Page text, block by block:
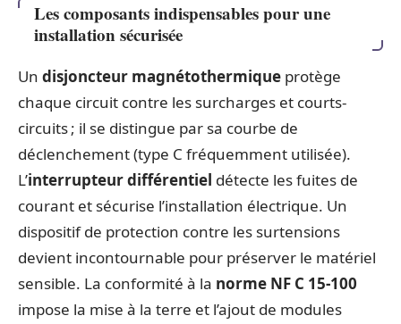
Les composants indispensables pour une
installation sécurisée
Un disjoncteur magnétothermique protège
chaque circuit contre les surcharges et courts-
circuits ; il se distingue par sa courbe de
déclenchement (type C fréquemment utilisée).
L’interrupteur différentiel détecte les fuites de
courant et sécurise l’installation électrique. Un
dispositif de protection contre les surtensions
devient incontournable pour préserver le matériel
sensible. La conformité à la norme NF C 15-100
impose la mise à la terre et l’ajout de modules